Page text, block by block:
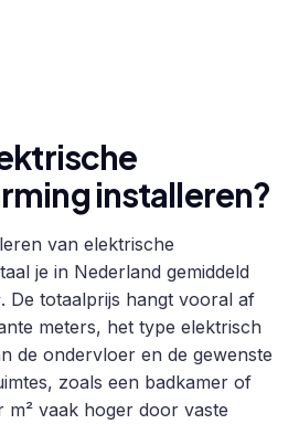
installeren?
van elektrische
je in Nederland gemiddeld
De totaalprijs hangt vooral af
meters, het type elektrisch
de ondervloer en de gewenste
zoals een badkamer of
m² vaak hoger door vaste